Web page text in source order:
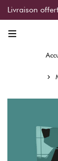
Livraison